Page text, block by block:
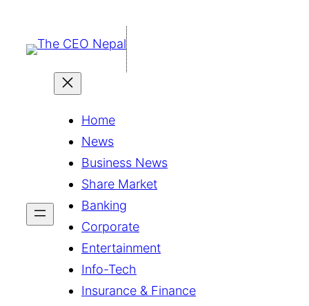
जानुहोस्
Home
News
Business News
Share Market
Banking
Corporate
Entertainment
Info-Tech
Insurance & Finance